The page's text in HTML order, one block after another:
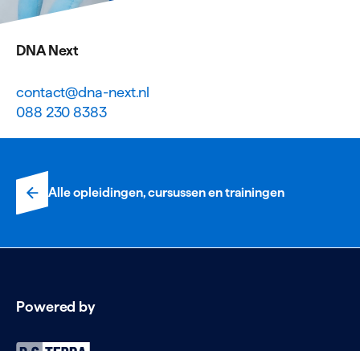
DNA Next
contact@dna-next.nl
088 230 8383
Alle opleidingen, cursussen en trainingen
Powered by